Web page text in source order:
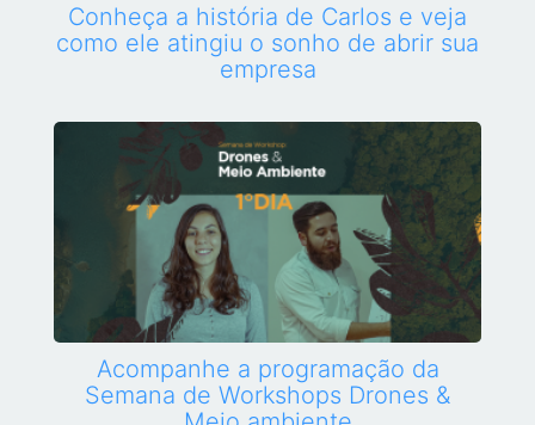
Conheça a história de Carlos e veja
como ele atingiu o sonho de abrir sua
empresa
Acompanhe a programação da
Semana de Workshops Drones &